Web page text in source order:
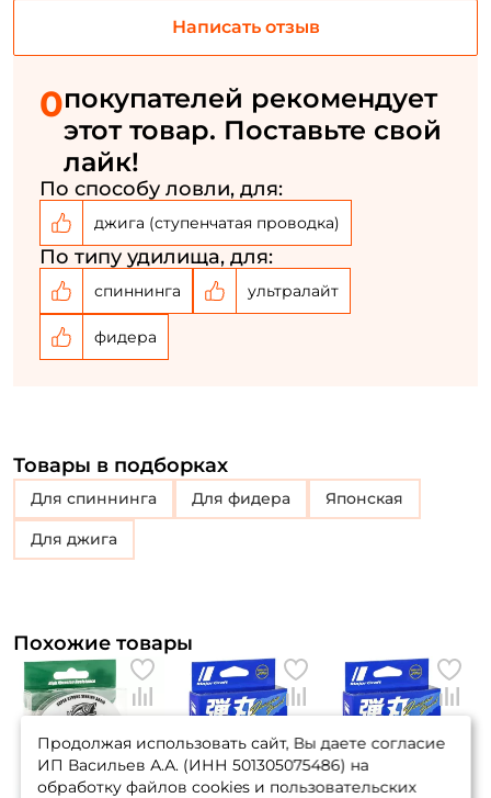
Написать отзыв
0покупателей рекомендует
этот товар. Поставьте свой
лайк!
По способу ловли, для:
джига (ступенчатая проводка)
По типу удилища, для:
спиннинга ультралайт
фидера
Товары в подборках
для спиннинга для фидера Японская
Для джига
Похожие товары
Продолжая использовать сайт, Вы даете согласие
ИП Васильев А.А. (ИНН 501305075486) на
обработку файлов cookies и пользовательских
Повторите пароль: *
персональных данных
Создать аккаунт
У меня уже есть аккаунт